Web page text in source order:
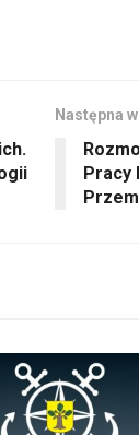
Następna
Pracy